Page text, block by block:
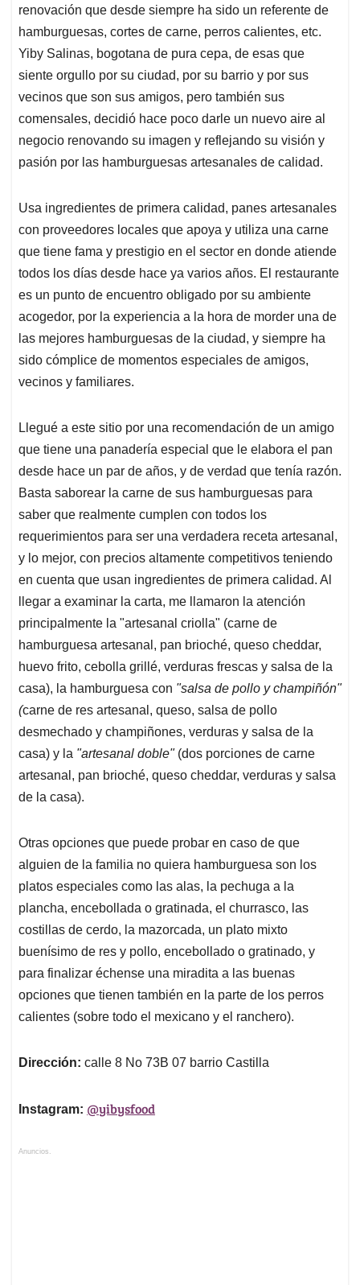
renovación que desde siempre ha sido un referente de
hamburguesas, cortes de carne, perros calientes, etc.
Yiby Salinas, bogotana de pura cepa, de esas que
siente orgullo por su ciudad, por su barrio y por sus
vecinos que son sus amigos, pero también sus
comensales, decidió hace poco darle un nuevo aire al
negocio renovando su imagen y reflejando su visión y
pasión por las hamburguesas artesanales de calidad.
Usa ingredientes de primera calidad, panes artesanales
con proveedores locales que apoya y utiliza una carne
que tiene fama y prestigio en el sector en donde atiende
todos los días desde hace ya varios años. El restaurante
es un punto de encuentro obligado por su ambiente
acogedor, por la experiencia a la hora de morder una de
las mejores hamburguesas de la ciudad, y siempre ha
sido cómplice de momentos especiales de amigos,
vecinos y familiares.
Llegué a este sitio por una recomendación de un amigo
que tiene una panadería especial que le elabora el pan
desde hace un par de años, y de verdad que tenía razón.
Basta saborear la carne de sus hamburguesas para
saber que realmente cumplen con todos los
requerimientos para ser una verdadera receta artesanal,
y lo mejor, con precios altamente competitivos teniendo
en cuenta que usan ingredientes de primera calidad. Al
llegar a examinar la carta, me llamaron la atención
principalmente la "artesanal criolla" (carne de
hamburguesa artesanal, pan brioché, queso cheddar,
huevo frito, cebolla grillé, verduras frescas y salsa de la
casa), la hamburguesa con "salsa de pollo y champiñón"
(carne de res artesanal, queso, salsa de pollo
desmechado y champiñones, verduras y salsa de la
casa) y la "artesanal doble" (dos porciones de carne
artesanal, pan brioché, queso cheddar, verduras y salsa
de la casa).
Otras opciones que puede probar en caso de que
alguien de la familia no quiera hamburguesa son los
platos especiales como las alas, la pechuga a la
plancha, encebollada o gratinada, el churrasco, las
costillas de cerdo, la mazorcada, un plato mixto
buenísimo de res y pollo, encebollado o gratinado, y
para finalizar échense una miradita a las buenas
opciones que tienen también en la parte de los perros
calientes (sobre todo el mexicano y el ranchero).
Dirección: calle 8 No 73B 07 barrio Castilla
Instagram: @yibysfood
Anuncios.